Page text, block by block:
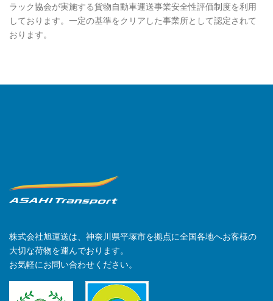
ラック協会が実施する貨物自動車運送事業安全性評価制度を利用
しております。一定の基準をクリアした事業所として認定されて
おります。
株式会社旭運送は、神奈川県平塚市を拠点に全国各地へお客様の
大切な荷物を運んでおります。
お気軽にお問い合わせください。